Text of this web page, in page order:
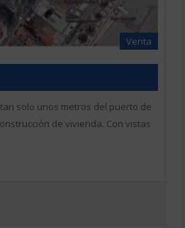
Venta
solo unos metros del puerto de
de vivienda. Con vistas